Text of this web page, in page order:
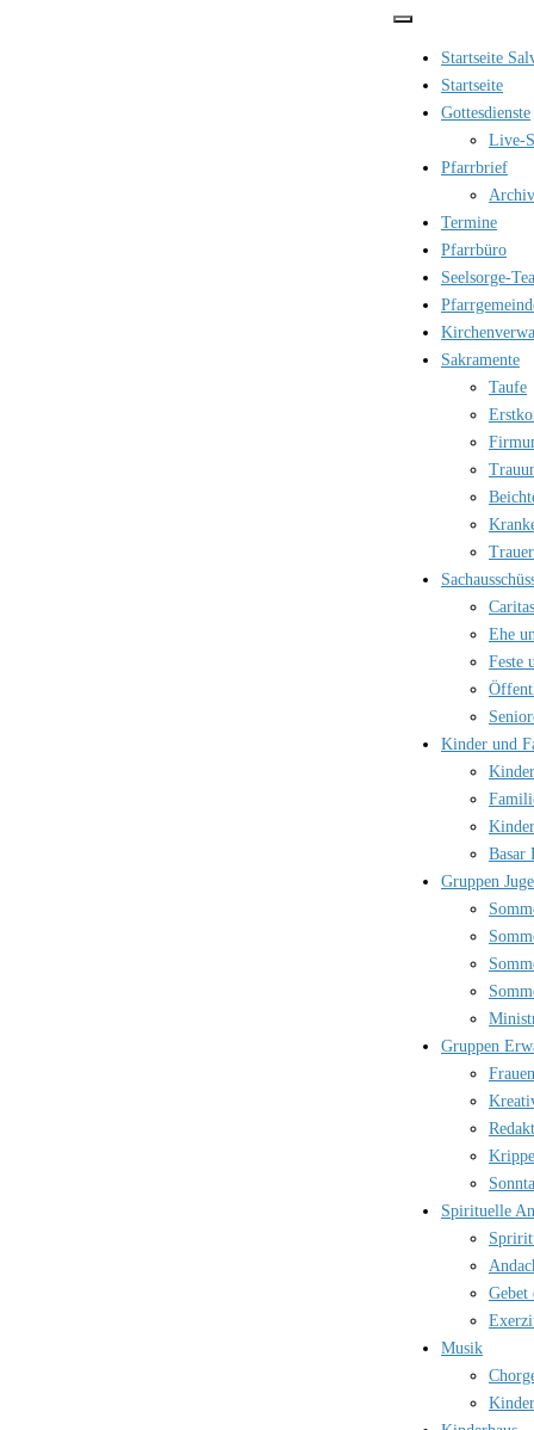
Startseite
Startseite
Gottesdienste
Live-
Pfarrbrief
Termine
Pfarrbüro
Seelsorge-
Sakramente
Taufe
Caritas
Ehe
Feste
Kinder und
Basar
Gruppen
Gruppen
Spirituelle
Musik